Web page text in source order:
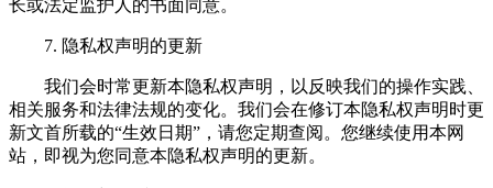
长或法定监护人的书面同意。
7. 隐私权声明的更新
我们会时常更新本隐私权声明，以反映我们的操作实践、
相关服务和法律法规的变化。我们会在修订本隐私权声明时更
新文首所载的“生效日期”，请您定期查阅。您继续使用本网
站，即视为您同意本隐私权声明的更新。